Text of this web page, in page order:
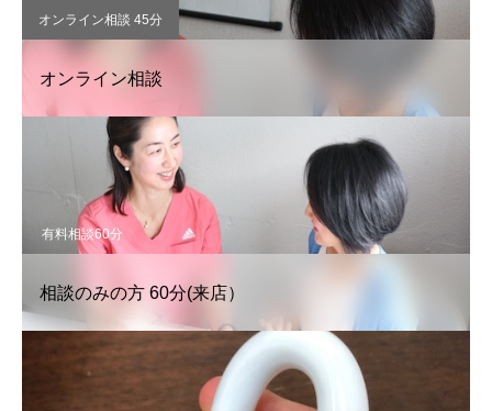
オンライン相談 45分
オンライン相談
有料相談60分
相談のみの方 60分(来店）